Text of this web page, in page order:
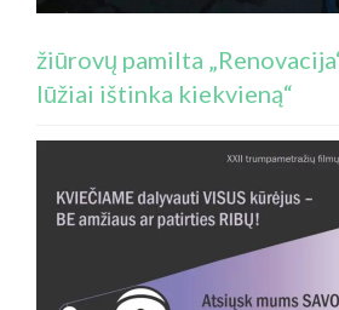
žiūrovų pamilta
lūžiai ištinka kiekvieną“